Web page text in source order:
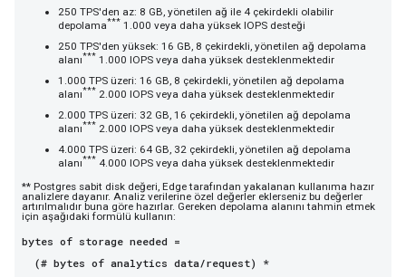
250 TPS'den az: 8 GB, yönetilen ağ ile 4 çekirdekli olabilir
depolama*** 1.000 veya daha yüksek IOPS desteği
250 TPS'den yüksek: 16 GB, 8 çekirdekli, yönetilen ağ depolama
alanı*** 1.000 IOPS veya daha yüksek desteklenmektedir
1.000 TPS üzeri: 16 GB, 8 çekirdekli, yönetilen ağ depolama
alanı*** 2.000 IOPS veya daha yüksek desteklenmektedir
2.000 TPS üzeri: 32 GB, 16 çekirdekli, yönetilen ağ depolama
alanı*** 2.000 IOPS veya daha yüksek desteklenmektedir
4.000 TPS üzeri: 64 GB, 32 çekirdekli, yönetilen ağ depolama
alanı*** 4.000 IOPS veya daha yüksek desteklenmektedir
** Postgres sabit disk değeri, Edge tarafından yakalanan kullanıma hazır
analizlere dayanır. Analiz verilerine özel değerler eklerseniz bu değerler
artırılmalıdır buna göre hazırlar. Gereken depolama alanını tahmin etmek
için aşağıdaki formülü kullanın:
bytes of storage needed =
(# bytes of analytics data/request) *